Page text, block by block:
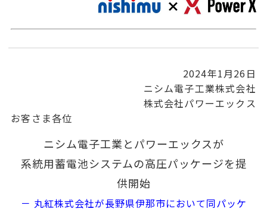
2024年1月26日
ニシム電子工業株式会社
株式会社パワーエックス
お客さま各位
ニシム電子工業とパワーエックスが
系統用蓄電池システムの高圧パッケージを提
供開始
－ 丸紅株式会社が長野県伊那市において同パッケ